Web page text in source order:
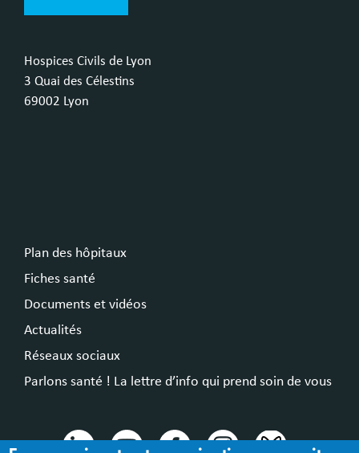
Hospices Civils de Lyon
3 Quai des Célestins
69002 Lyon
Plan des hôpitaux
Fiches santé
Documents et vidéos
Actualités
Réseaux sociaux
Parlons santé ! La lettre d’info qui prend soin de vous